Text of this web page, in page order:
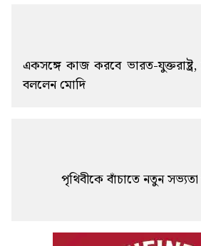
একসঙ্গে কাজ করবে ভারত-
বললেন মোদি
পৃথিবীকে বাঁচাতে নতুন